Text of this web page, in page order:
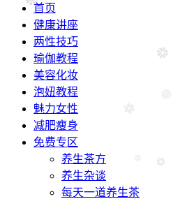
首页
健康讲座
两性技巧
瑜伽教程
美容化妆
泡妞教程
魅力女性
减肥瘦身
免费专区
养生茶方
养生杂谈
每天一道养生茶